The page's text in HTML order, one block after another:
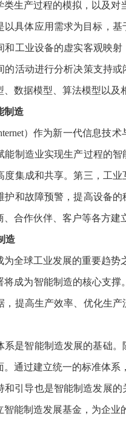
类生产过程的模拟，以及
以具体应用需求为目标，
和工业设备的虚实客观映
的活动进行分析决策支持
数据模型、算法模型以及
制造
）作为新一代信息技
能制造业实现生产过程的
度集成和共享。第三，工
护和故障预警，提高设备
、合作伙伴、客户等各方
造
为全球工业发展的重要趋
将成为智能制造的核心支
，提高生产效率、优化生
系是智能制造发展的基础
。通过建立统一的标准体
和引导也是智能制造发展
智能制造发展基金，为企